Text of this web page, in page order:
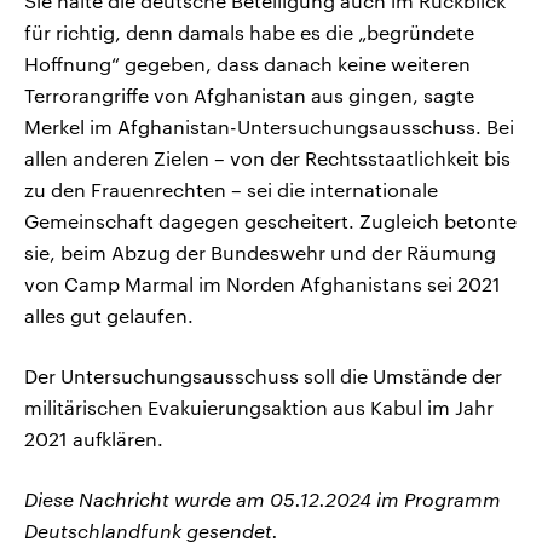
für richtig, denn damals habe es die „begründete
Hoffnung“ gegeben, dass danach keine weiteren
Terrorangriffe von Afghanistan aus gingen, sagte
Merkel im Afghanistan-Untersuchungsausschuss. Bei
allen anderen Zielen – von der Rechtsstaatlichkeit bis
zu den Frauenrechten – sei die internationale
Gemeinschaft dagegen gescheitert. Zugleich betonte
sie, beim Abzug der Bundeswehr und der Räumung
von Camp Marmal im Norden Afghanistans sei 2021
alles gut gelaufen.
Der Untersuchungsausschuss soll die Umstände der
militärischen Evakuierungsaktion aus Kabul im Jahr
2021 aufklären.
Diese Nachricht wurde am 05.12.2024 im Programm
Deutschlandfunk gesendet.